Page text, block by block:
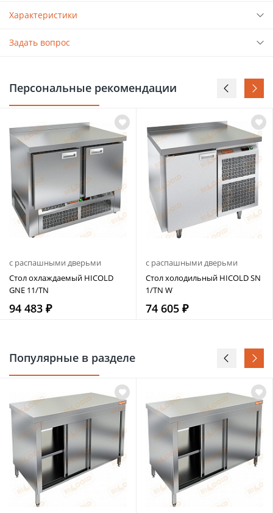
Характеристики
Задать вопрос
Персональные рекомендации
с распашными дверьми
Стол охлаждаемый HICOLD
GNE 11/TN
94 483 ₽
с распашными дверьми
Стол холодильный HICOLD SN
1/TN W
74 605 ₽
Популярные в разделе